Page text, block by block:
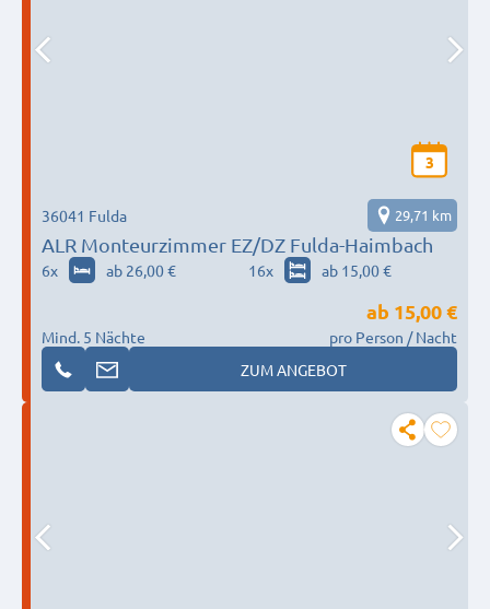
3
ALR Monteurzimmer EZ/DZ Fulda-Haimbach
36041 Fulda 29,71 km
6x ab 26,00 € 16x ab 15,00 €
Mind. 5 Nächte
ab 15,00 €
pro Person / Nacht
ZUM ANGEBOT